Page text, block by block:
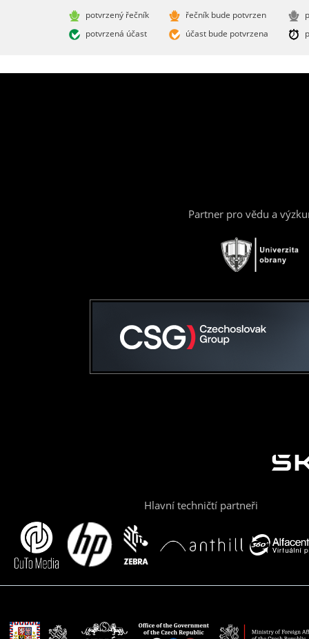
potvrzený řečník
potvrzená účast
řečník bude potvrzen
účast bude potvrzena
Partner pro vědu a
Hlavní techničtí partneři